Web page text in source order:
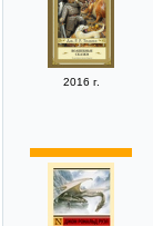
2016 г.